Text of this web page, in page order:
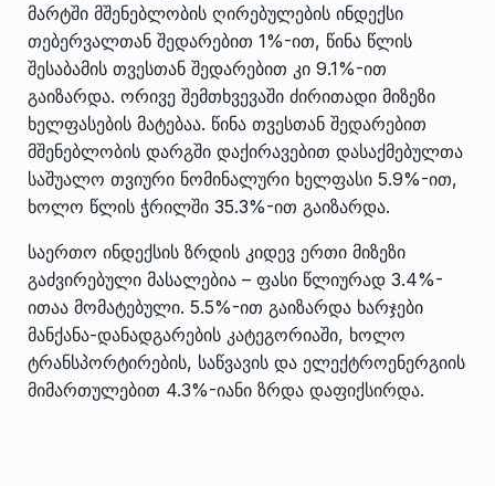
მარტში მშენებლობის ღირებულების ინდექსი
თებერვალთან შედარებით 1%-ით, წინა წლის
შესაბამის თვესთან შედარებით კი 9.1%-ით
გაიზარდა. ორივე შემთხვევაში ძირითადი მიზეზი
ხელფასების მატებაა. წინა თვესთან შედარებით
მშენებლობის დარგში დაქირავებით დასაქმებულთა
საშუალო თვიური ნომინალური ხელფასი 5.9%-ით,
ხოლო წლის ჭრილში 35.3%-ით გაიზარდა.
საერთო ინდექსის ზრდის კიდევ ერთი მიზეზი
გაძვირებული მასალებია – ფასი წლიურად 3.4%-
ითაა მომატებული. 5.5%-ით გაიზარდა ხარჯები
მანქანა-დანადგარების კატეგორიაში, ხოლო
ტრანსპორტირების, საწვავის და ელექტროენერგიის
მიმართულებით 4.3%-იანი ზრდა დაფიქსირდა.